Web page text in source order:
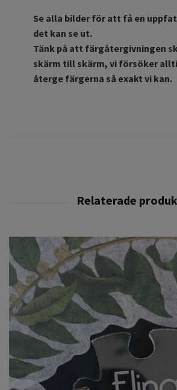
Se alla bilder för att få en
det kan se ut.
Tänk på att färgåtergivningen
skärm till skärm, vi försöker
återge färgerna så exakt vi kan.